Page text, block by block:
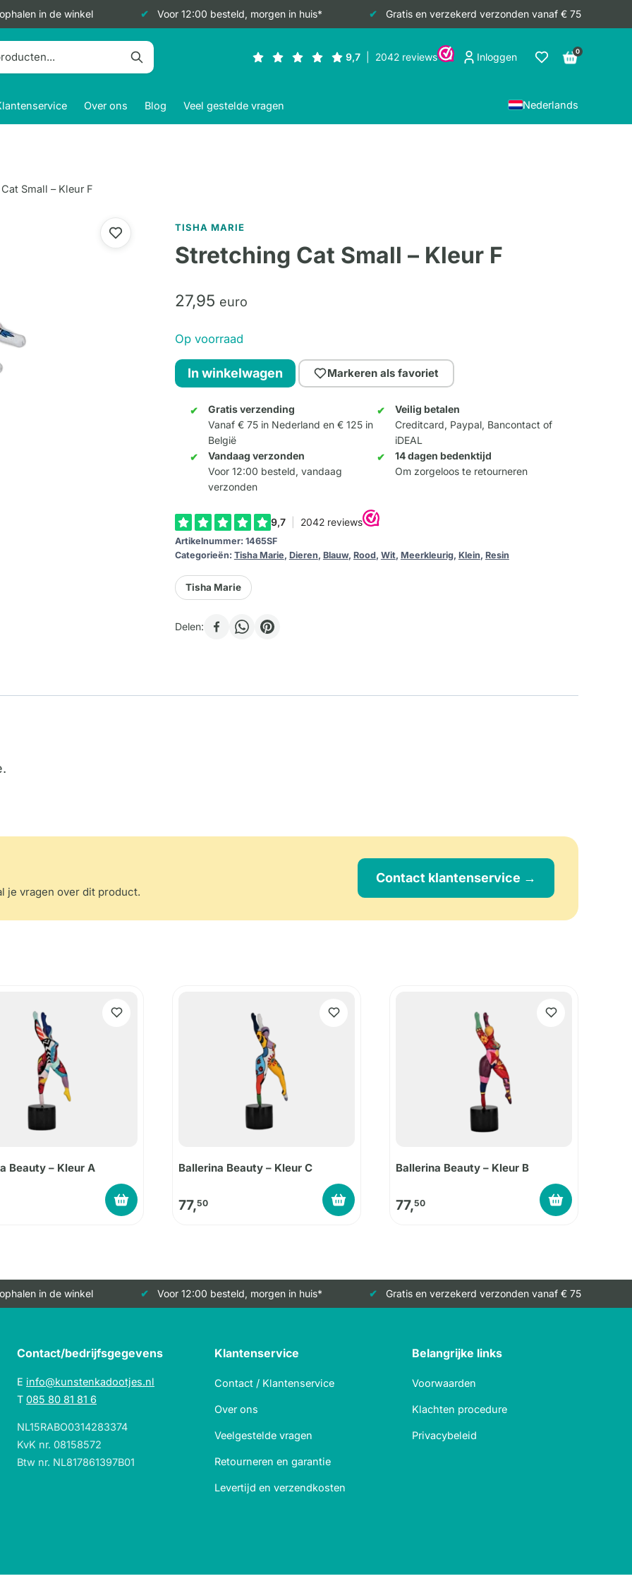
in de winkel Voor 12:00 besteld, morgen in huis* Gratis en verzekerd verzonden vanaf € 75
Inloggen 0
Over ons Blog Veel gestelde vragen Nederlands
Small – Kleur F
TISHA MARIE
Stretching Cat Small – Kleur F
27,95 euro
Op voorraad
Stretching
Cat
Small
aantal
In winkelwagen Markeren als favoriet
Gratis verzending
Vanaf € 75 in Nederland en € 125 in
België
Veilig betalen
Creditcard, Paypal, Bancontact of
iDEAL
Vandaag verzonden
Voor 12:00 besteld, vandaag
verzonden
14 dagen bedenktijd
Om zorgeloos te retourneren
Artikelnummer: 1465SF
Categorieën: Tisha Marie, Dieren, Blauw, Rood, Wit, Meerkleurig, Klein, Resin
Tisha Marie
Delen:
je vragen over dit product.
Contact klantenservice →
Beauty – Kleur A Ballerina Beauty – Kleur C
77,50
Ballerina Beauty – Kleur B
77,50
in de winkel Voor 12:00 besteld, morgen in huis* Gratis en verzekerd verzonden vanaf € 75
Contact/bedrijfsgegevens
E info@kunstenkadootjes.nl
T 085 80 81 81 6
NL15RABO0314283374
KvK nr. 08158572
Btw nr. NL817861397B01
Klantenservice
Contact / Klantenservice
Over ons
Veelgestelde vragen
Retourneren en garantie
Levertijd en verzendkosten
Belangrijke links
Voorwaarden
Klachten procedure
Privacybeleid